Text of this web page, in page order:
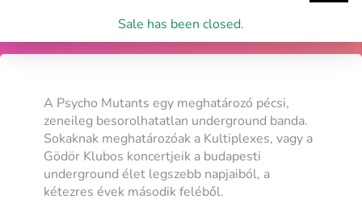
Sale has been closed.
A Psycho Mutants egy meghatározó pécsi,
zeneileg besorolhatatlan underground banda.
Sokaknak meghatározóak a Kultiplexes, vagy a
Gödör Klubos koncertjeik a budapesti
underground élet legszebb napjaiból, a
kétezres évek második feléből.